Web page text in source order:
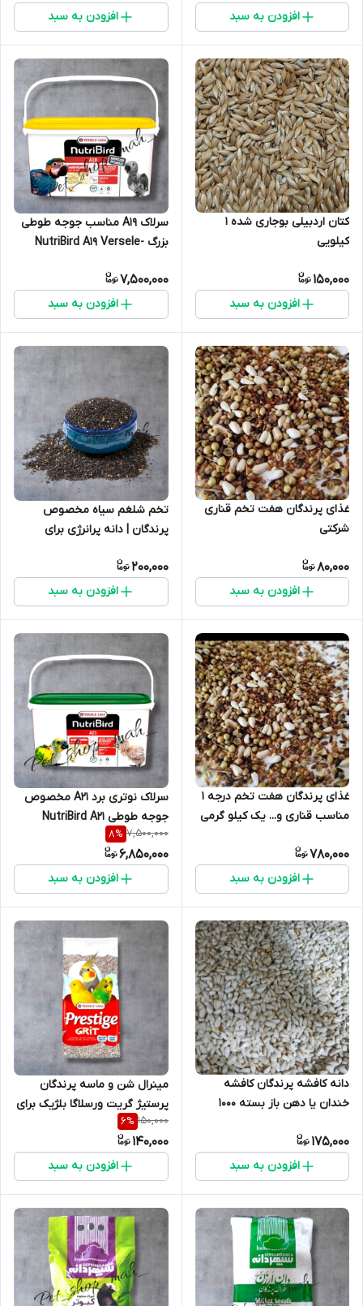
افزودن به سبد افزودن به سبد
کتان اردبیلی بوجاری شده 1
کیلویی
150,000
افزودن به سبد
سرلاک A19 مناسب جوجه طوطی
بزرگ NutriBird A19 Versele-
سریع و سالم
7,500,000
افزودن به سبد
غذای پرندگان هفت تخم قناری
شرکتی
80,000
افزودن به سبد
تخم شلغم سیاه مخصوص
پرندگان | دانه پرانرژی برای
200,000
افزودن به سبد
غذای پرندگان هفت تخم درجه 1
مناسب قناری و... یک کیلو گرمی
780,000
افزودن به سبد
سرلاک نوتری برد A21 مخصوص
جوجه طوطی NutriBird A21
رشد سریع
7,500,000
8%
6,850,000
افزودن به سبد
دانه کافشه پرندگان کافشه
خندان یا دهن باز بسته 1000
175,000
افزودن به سبد
مینرال شن و ماسه پرندگان
پرستیژ گریت ورسلاگا بلژیک برای
افزایش هضم غذا و جلوگیری از
بیماری های گوارشی در پرندگان
150,000
6%
140,000
افزودن به سبد